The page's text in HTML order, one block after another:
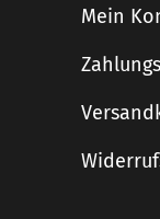
Mein